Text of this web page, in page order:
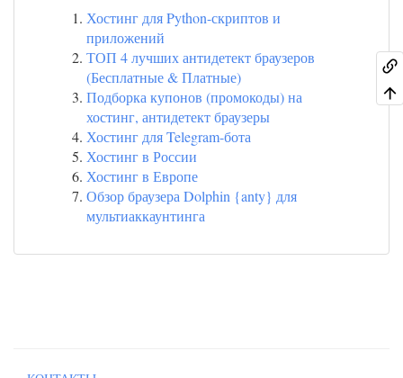
Хостинг для Python-скриптов и
приложений
ТОП 4 лучших антидетект браузеров
(Бесплатные & Платные)
Подборка купонов (промокоды) на
хостинг, антидетект браузеры
Хостинг для Telegram-бота
Хостинг в России
Хостинг в Европе
Обзор браузера Dolphin {anty} для
мультиаккаунтинга